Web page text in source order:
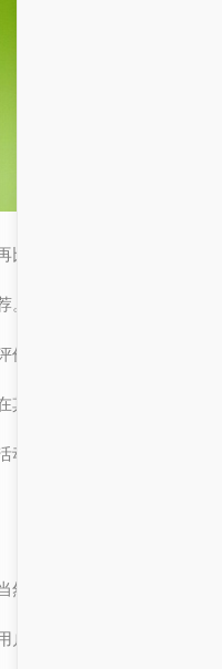
比如，当你在挑选一款新手
。如果有一份详细的排名榜
价最好的产品。而如果你同
其中查看其他用户的评论、
动，这样就能全面了解产品
然，除了实用性和效率，这
户体验。无论是“统一消息